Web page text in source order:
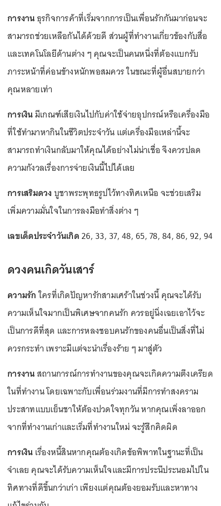
การงานธุรกิจการค้าที่เริ่มจากการเป็นเพื่อนรักกันมาก่อนจะ
สามารถช่วยเหลือกันได้ด้วยดี ส่วนผู้ที่ทำงานเกี่ยวข้องกับสื่อ
และเทคโนโลยีด้านต่าง ๆ คุณจะเป็นคนหนึ่งที่ต้องแบกรับ
ภาระหน้าที่ค่อนข้างหนักพอสมควร ในขณะที่ผู้อื่นสบายกว่า
คุณหลายเท่า
การเงินมีเกณฑ์เสียเงินไปกับค่าใช้จ่ายอุปกรณ์หรือเครื่องมือ
ที่ใช้ทำมาหากินในชีวิตประจำวัน แต่เครื่องมือเหล่านี้จะ
สามารถทำเงินกลับมาให้คุณได้อย่างไม่น่าเชื่อ จึงควรปลด
ความกังวลเรื่องการจ่ายเงินนี้ไปได้เลย
การเสริมดวง บูชาพระพุทธรูปไว้ทางทิศเหนือ จะช่วยเสริม
เพิ่มความมั่นใจในการลงมือทำสิ่งต่าง ๆ
เลขเด็ดประจำวันเกิด 26, 33, 37, 48, 65, 78, 84, 86, 92, 94
ดวงคนเกิดวันเสาร์
ความรักใครที่เกิดปัญหารักสามเศร้าในช่วงนี้ คุณจะได้รับ
ความเห็นใจมากเป็นพิเศษจากคนรัก ควรอยู่นิ่งเฉยเอาไว้จะ
เป็นการดีที่สุด และการหลงชอบคนรักของคนอื่นเป็นสิ่งที่ไม่
ควรกระทำ เพราะมีแต่จะนำเรื่องร้าย ๆ มาสู่ตัว
การงานสถานการณ์การทำงานของคุณจะเกิดความตึงเครียด
ในที่ทำงาน โดยเฉพาะกับเพื่อนร่วมงานที่มีการทำสงคราม
ประสาทแบบเย็นชาให้ต้องปวดใจทุกวัน หากคุณเพิ่งลาออก
จากที่ทำงานเก่าและเริ่มที่ทำงานใหม่ จะรู้สึกคิดผิด
การเงิน เรื่องหนี้สินหากคุณต้องเกิดข้อพิพาทในฐานะที่เป็น
จำเลย คุณจะได้รับความเห็นใจและมีการประนีประนอมไปใน
ทิศทางที่ดีขึ้นกว่าเก่า เพียงแต่คุณต้องยอมรับและหาทาง